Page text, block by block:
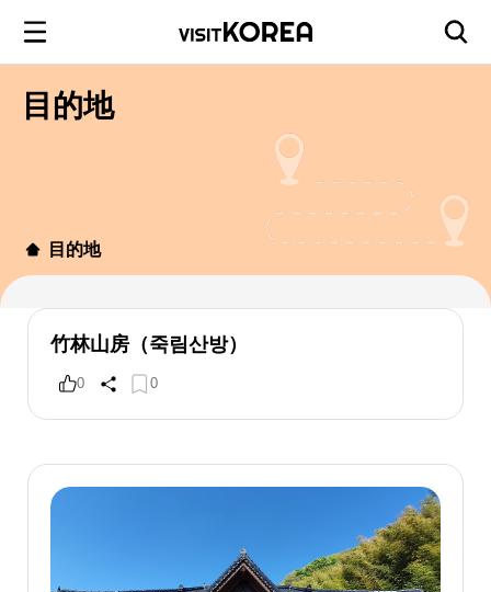
目的地
目的地
竹林山房（죽림산방）
0 0